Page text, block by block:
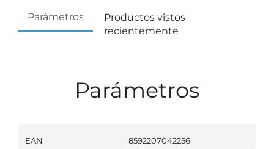
Parámetros
Productos vistos
recientemente
Parámetros
EAN 8592207042256